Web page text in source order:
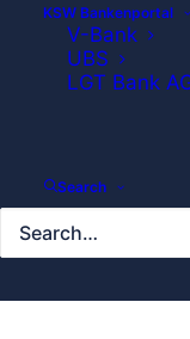
KSW Bankenportal
V-Bank
UBS
LGT Bank
Search
bestehende
ab, ob das
System in